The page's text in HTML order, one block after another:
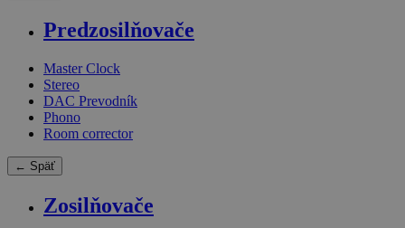
Predzosilňovače
Master Clock
Stereo
DAC Prevodník
Phono
Room corrector
← Späť
Zosilňovače